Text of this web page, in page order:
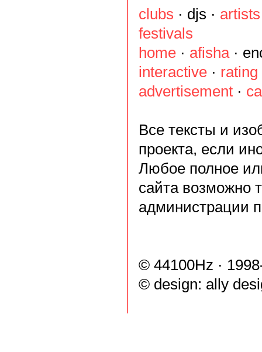
clubs · djs · artists
festivals
home · afisha·
interactive · rating
advertisement ·
Все тексты и
проекта, если
Любое полное
сайта возможно
администрации
© 44100Hz ·
© design: ally